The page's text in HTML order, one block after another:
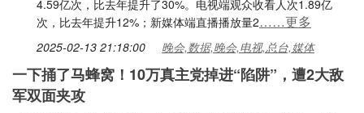
4.59亿次，比去年提升了30%。电视端观众收看人次1.89亿
次，比去年提升12%；新媒体端直播播放量2……更多
2025-02-13 21:18:00 晚会,数据,晚会,电视,总台,媒体
一下捅了马蜂窝！10万真主党掉进“陷阱”，遭2大敌
军双面夹攻